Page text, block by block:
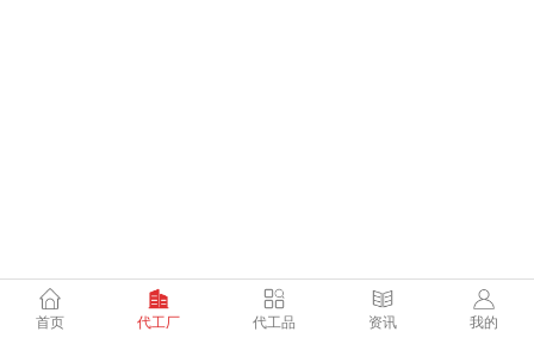
首页 代工厂 代工品 资讯 我的